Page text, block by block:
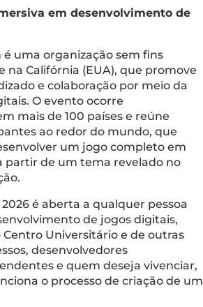
em desenvolvimento de
é uma organização sem fins
na Califórnia (EUA), que promove
e colaboração por meio da
O evento ocorre
mais de 100 países e reúne
ao redor do mundo, que
um jogo completo em
partir de um tema revelado no
2026 é aberta a qualquer pessoa
de jogos digitais,
Universitário e de outras
desenvolvedores
e quem deseja vivenciar,
o processo de criação de um